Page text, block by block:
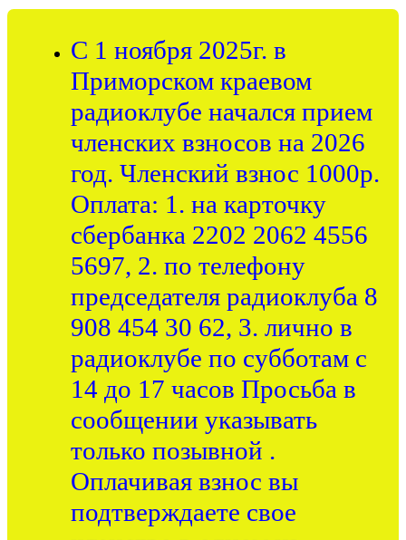
С 1 ноября 2025г. в
Приморском краевом
радиоклубе начался прием
членских взносов на 2026
год. Членский взнос 1000р.
Оплата: 1. на карточку
сбербанка 2202 2062 4556
5697, 2. по телефону
председателя радиоклуба 8
908 454 30 62, 3. лично в
радиоклубе по субботам с
14 до 17 часов Просьба в
сообщении указывать
только позывной .
Оплачивая взнос вы
подтверждаете свое